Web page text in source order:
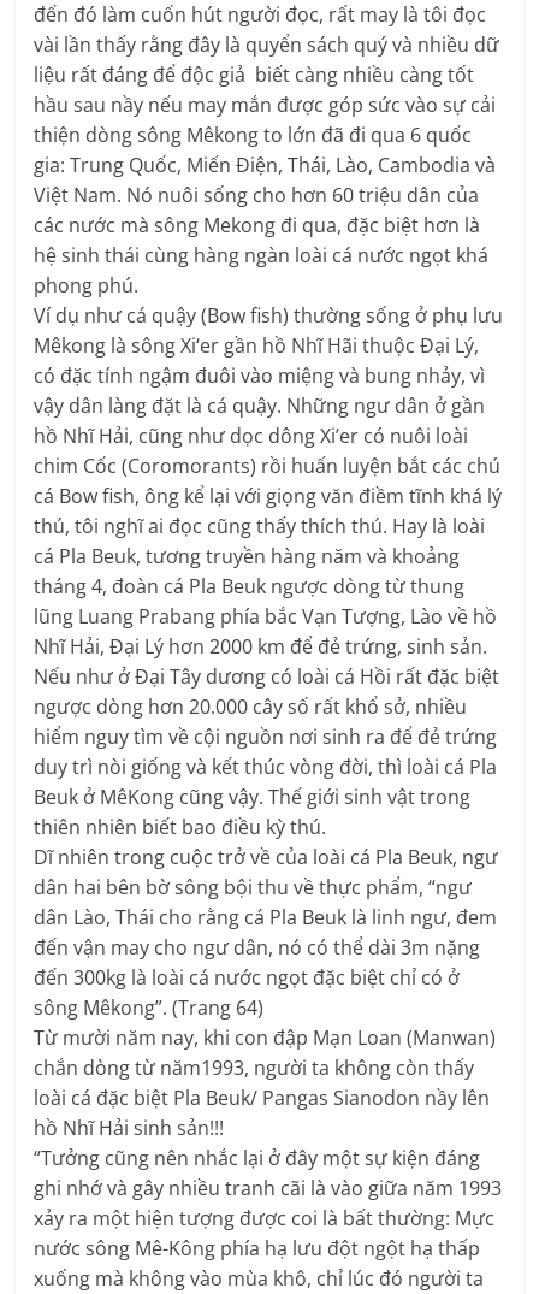
đến đó làm cuốn hút người đọc, rất may là tôi đọc
vài lần thấy rằng đây là quyển sách quý và nhiều dữ
liệu rất đáng để độc giả biết càng nhiều càng tốt
hầu sau nầy nếu may mắn được góp sức vào sự cải
thiện dòng sông Mêkong to lớn đã đi qua 6 quốc
gia: Trung Quốc, Miến Điện, Thái, Lào, Cambodia và
Việt Nam. Nó nuôi sống cho hơn 60 triệu dân của
các nước mà sông Mekong đi qua, đặc biệt hơn là
hệ sinh thái cùng hàng ngàn loài cá nước ngọt khá
phong phú.
Ví dụ như cá quậy (Bow fish) thường sống ở phụ lưu
Mêkong là sông Xi‘er gần hồ Nhĩ Hãi thuộc Đại Lý,
có đặc tính ngậm đuôi vào miệng và bung nhảy, vì
vậy dân làng đặt là cá quậy. Những ngư dân ở gần
hồ Nhĩ Hải, cũng như dọc dông Xi’er có nuôi loài
chim Cốc (Coromorants) rồi huấn luyện bắt các chú
cá Bow fish, ông kể lại với giọng văn điềm tĩnh khá lý
thú, tôi nghĩ ai đọc cũng thấy thích thú. Hay là loài
cá Pla Beuk, tương truyền hàng năm và khoảng
tháng 4, đoàn cá Pla Beuk ngược dòng từ thung
lũng Luang Prabang phía bắc Vạn Tượng, Lào về hồ
Nhĩ Hải, Đại Lý hơn 2000 km để đẻ trứng, sinh sản.
Nếu như ở Đại Tây dương có loài cá Hồi rất đặc biệt
ngược dòng hơn 20.000 cây số rất khổ sở, nhiều
hiểm nguy tìm về cội nguồn nơi sinh ra để đẻ trứng
duy trì nòi giống và kết thúc vòng đời, thì loài cá Pla
Beuk ở MêKong cũng vậy. Thế giới sinh vật trong
thiên nhiên biết bao điều kỳ thú.
Dĩ nhiên trong cuộc trở về của loài cá Pla Beuk, ngư
dân hai bên bờ sông bội thu về thực phẩm, “ngư
dân Lào, Thái cho rằng cá Pla Beuk là linh ngư, đem
đến vận may cho ngư dân, nó có thể dài 3m nặng
đến 300kg là loài cá nước ngọt đặc biệt chỉ có ở
sông Mêkong”. (Trang 64)
Từ mười năm nay, khi con đập Mạn Loan (Manwan)
chắn dòng từ năm1993, người ta không còn thấy
loài cá đặc biệt Pla Beuk/ Pangas Sianodon nầy lên
hồ Nhĩ Hải sinh sản!!!
“Tưởng cũng nên nhắc lại ở đây một sự kiện đáng
ghi nhớ và gây nhiều tranh cãi là vào giữa năm 1993
xảy ra một hiện tượng được coi là bất thường: Mực
nước sông Mê-Kông phía hạ lưu đột ngột hạ thấp
xuống mà không vào mùa khô, chỉ lúc đó người ta